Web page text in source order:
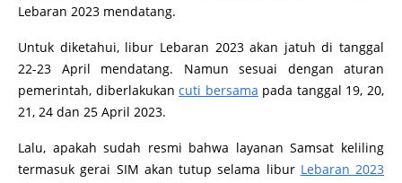
Lebaran 2023 mendatang.
Untuk diketahui, libur Lebaran 2023 akan jatuh di tanggal
22-23 April mendatang. Namun sesuai dengan aturan
pemerintah, diberlakukancuti bersama pada tanggal 19, 20,
21, 24 dan 25 April 2023.
Lalu, apakah sudah resmi bahwa layanan Samsat keliling
termasuk gerai SIM akan tutup selama libur Lebaran 2023